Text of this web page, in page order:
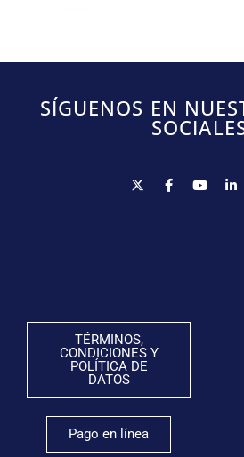
SÍGUENOS EN
TÉRMINOS,
CONDICIONES Y
POLÍTICA DE
DATOS
Pago en línea